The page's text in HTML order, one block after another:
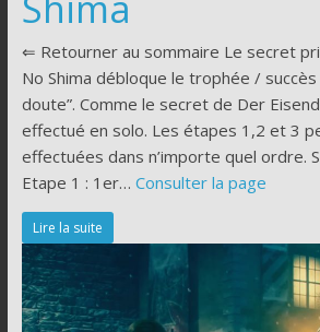
⇐ Retourner au sommaire Le secret
No Shima débloque le trophée / succès
doute”. Comme le secret de Der
effectué en solo. Les étapes 1,2 et 3
effectuées dans n’importe quel ordre.
Etape 1 : 1er… Consulter la page
Lire la suite